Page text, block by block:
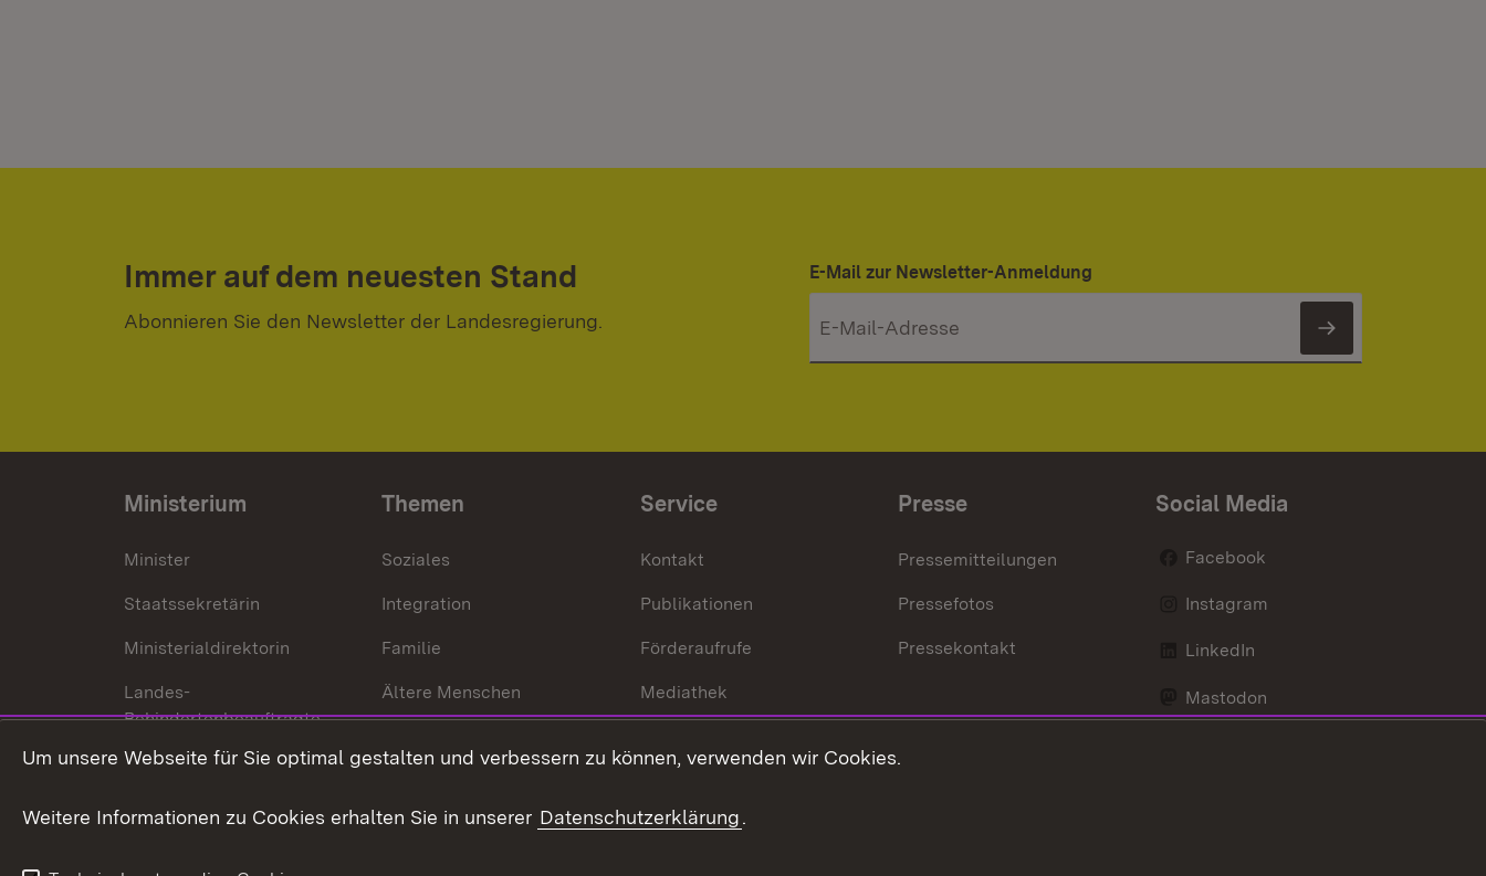
Immer auf dem neuesten Stand
Abonnieren Sie den Newsletter der Landesregierung.
E-Mail zur Newsletter-Anmeldung
Newsletter
Ministerium
Minister
Staatssekretärin
Ministerialdirektorin
Landes-
Behindertenbeauftragte
Bürgerreferent
Karriere
Themen
Soziales
Integration
Familie
Ältere Menschen
Behinderungen
Bürgerengagement
Service
Kontakt
Publikationen
Förderaufrufe
Mediathek
Presse
Pressemitteilungen
Pressefotos
Pressekontakt
Social Media
Facebook
Instagram
LinkedIn
Mastodon
Um unsere Webseite für Sie optimal gestalten und verbessern zu können, verwenden wir Cookies.
Weitere Informationen zu Cookies erhalten Sie in unserer Datenschutzerklärung.